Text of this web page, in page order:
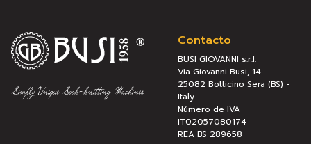
Contacto
BUSI GIOVANNI s.r.l.
Via Giovanni Busi, 14
25082 Botticino Sera (BS) -
Italy
Número de IVA
IT02057080174
REA BS 289658